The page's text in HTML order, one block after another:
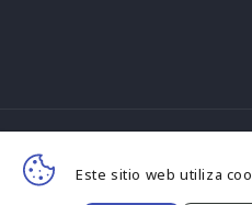
Este sitio web utiliza